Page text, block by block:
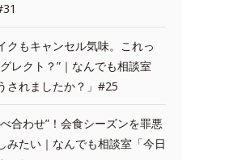
クもキャンセル気味。これっ
レクト？”｜なんでも相談室
されましたか？」#25
合わせ”！会食シーズンを罪悪
みたい｜なんでも相談室「今日